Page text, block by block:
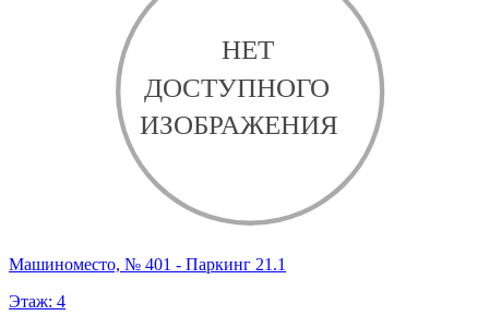
Машиноместо, № 401 - Паркинг 21.1
Этаж: 4